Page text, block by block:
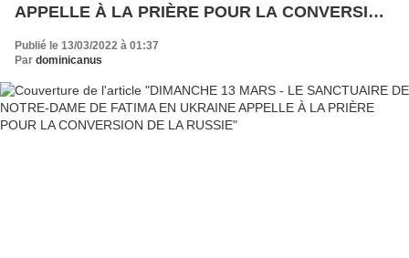
APPELLE À LA PRIÈRE POUR LA CONVERSION
DE LA RUSSIE
Publié le 13/03/2022 à 01:37
Par dominicanus